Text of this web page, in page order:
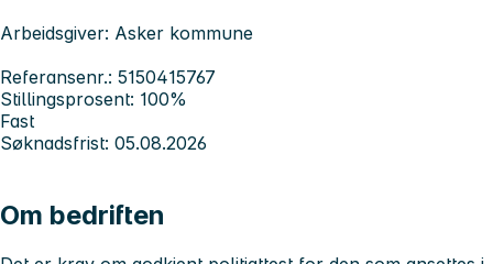
Arbeidsgiver: Asker kommune
Referansenr.: 5150415767
Stillingsprosent: 100%
Fast
Søknadsfrist: 05.08.2026
Om bedriften